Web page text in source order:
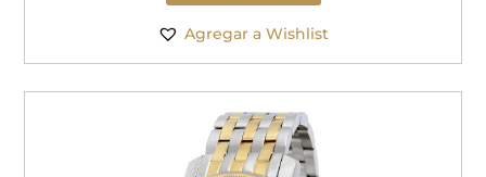
Agregar a Wishlist